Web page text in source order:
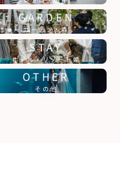
GARDEN
ガーデン・森
STAY
ホテル・リゾート婚
OTHER
その他